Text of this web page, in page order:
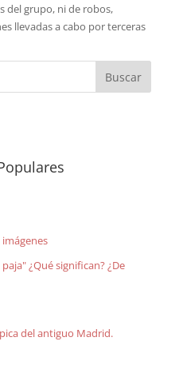
del grupo, ni de robos,
llevadas a cabo por terceras
imágenes
¿Qué significan? ¿De
del antiguo Madrid.